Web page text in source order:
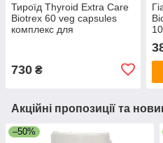
Тироїд Thyroid Extra Care
Biotrex 60 veg capsules
комплекс для
730 ₴
Акційні пропозиції та
–50%